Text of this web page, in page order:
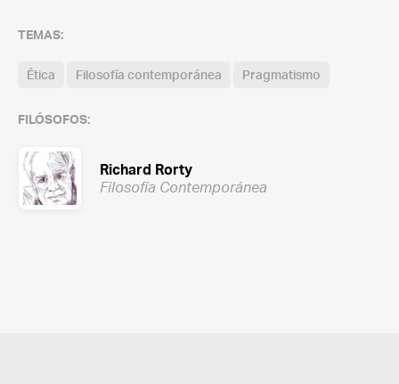
TEMAS:
Ética Filosofía contemporánea Pragmatismo
FILÓSOFOS:
Richard Rorty
Filosofía Contemporánea